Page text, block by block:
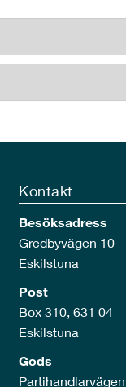
Kontakt
Besöksadress
Gredbyvägen 10
Eskilstuna
Post
Box 310, 631 04
Eskilstuna
Gods
Partihandlarvägen